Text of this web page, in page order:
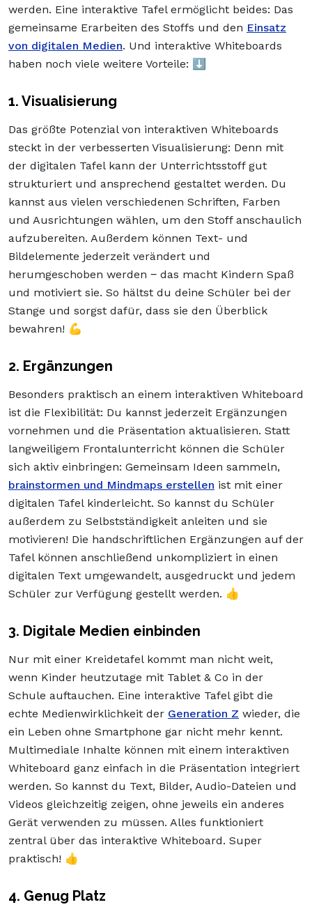
werden. Eine interaktive Tafel ermöglicht beides: Das
gemeinsame Erarbeiten des Stoffs und den Einsatz
von digitalen Medien. Und interaktive Whiteboards
haben noch viele weitere Vorteile: ⬇️
1. Visualisierung
Das größte Potenzial von interaktiven Whiteboards
steckt in der verbesserten Visualisierung: Denn mit
der digitalen Tafel kann der Unterrichtsstoff gut
strukturiert und ansprechend gestaltet werden. Du
kannst aus vielen verschiedenen Schriften, Farben
und Ausrichtungen wählen, um den Stoff anschaulich
aufzubereiten. Außerdem können Text- und
Bildelemente jederzeit verändert und
herumgeschoben werden ‒ das macht Kindern Spaß
und motiviert sie. So hältst du deine Schüler bei der
Stange und sorgst dafür, dass sie den Überblick
bewahren! 💪
2. Ergänzungen
Besonders praktisch an einem interaktiven Whiteboard
ist die Flexibilität: Du kannst jederzeit Ergänzungen
vornehmen und die Präsentation aktualisieren. Statt
langweiligem Frontalunterricht können die Schüler
sich aktiv einbringen: Gemeinsam Ideen sammeln,
brainstormen und Mindmaps erstellen ist mit einer
digitalen Tafel kinderleicht. So kannst du Schüler
außerdem zu Selbstständigkeit anleiten und sie
motivieren! Die handschriftlichen Ergänzungen auf der
Tafel können anschließend unkompliziert in einen
digitalen Text umgewandelt, ausgedruckt und jedem
Schüler zur Verfügung gestellt werden. 👍
3. Digitale Medien einbinden
Nur mit einer Kreidetafel kommt man nicht weit,
wenn Kinder heutzutage mit Tablet & Co in der
Schule auftauchen. Eine interaktive Tafel gibt die
echte Medienwirklichkeit der Generation Z wieder, die
ein Leben ohne Smartphone gar nicht mehr kennt.
Multimediale Inhalte können mit einem interaktiven
Whiteboard ganz einfach in die Präsentation integriert
werden. So kannst du Text, Bilder, Audio-Dateien und
Videos gleichzeitig zeigen, ohne jeweils ein anderes
Gerät verwenden zu müssen. Alles funktioniert
zentral über das interaktive Whiteboard. Super
praktisch! 👍
4. Genug Platz